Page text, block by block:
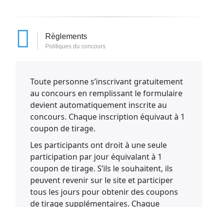
Règlements
Politiques du concours
Toute personne s’inscrivant gratuitement
au concours en remplissant le formulaire
devient automatiquement inscrite au
concours. Chaque inscription équivaut à 1
coupon de tirage.
Les participants ont droit à une seule
participation par jour équivalant à 1
coupon de tirage. S’ils le souhaitent, ils
peuvent revenir sur le site et participer
tous les jours pour obtenir des coupons
de tirage supplémentaires. Chaque